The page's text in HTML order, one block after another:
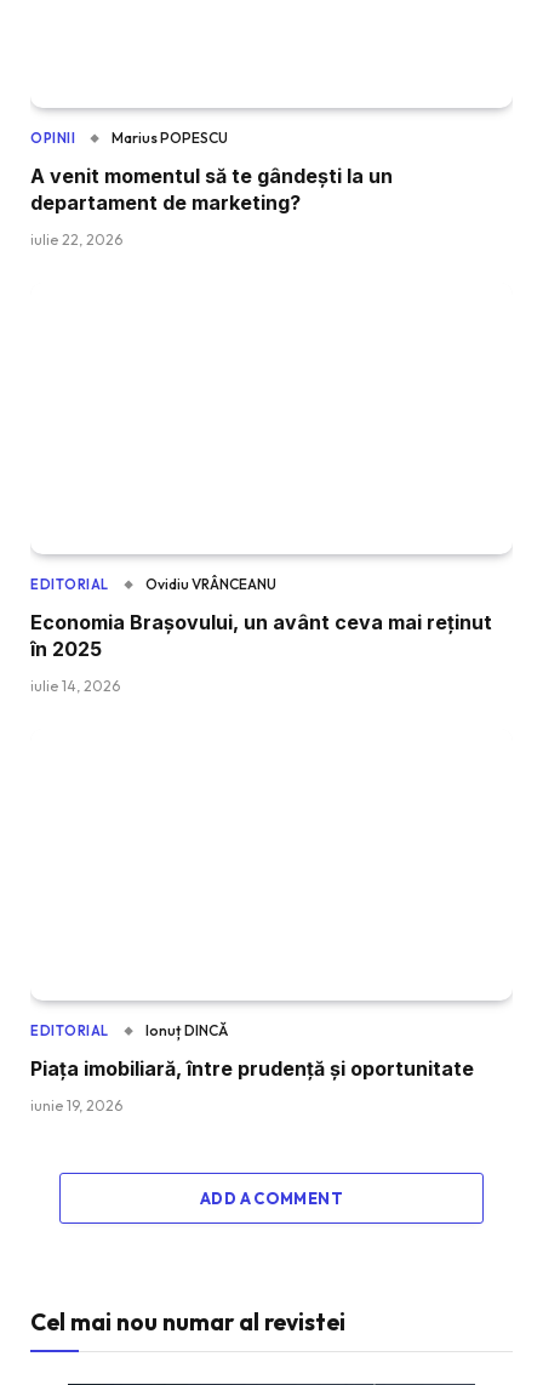
OPINII Marius POPESCU
A venit momentul să te gândești la un
departament de marketing?
iulie 22, 2026
EDITORIAL Ovidiu VRÂNCEANU
Economia Brașovului, un avânt ceva mai reținut
în 2025
iulie 14, 2026
EDITORIAL Ionuț DINCĂ
Piața imobiliară, între prudență și oportunitate
iunie 19, 2026
ADD A COMMENT
Cel mai nou numar al revistei